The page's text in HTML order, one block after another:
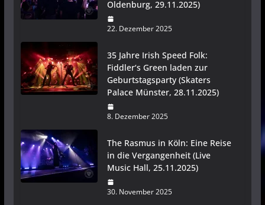
Oldenburg, 29.11.2025)
22. Dezember 2025
35 Jahre Irish Speed Folk:
Fiddler‘s Green laden zur
Geburtstagsparty (Skaters
Palace Münster, 28.11.2025)
8. Dezember 2025
The Rasmus in Köln: Eine Reise
in die Vergangenheit (Live
Music Hall, 25.11.2025)
30. November 2025